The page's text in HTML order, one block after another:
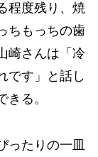
程度残り、焼
ちもっちの歯
崎さんは「冷
です」と話し
る。
ったりの一皿